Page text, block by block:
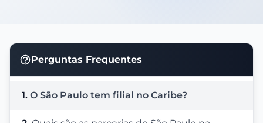
Perguntas Frequentes
1. O São Paulo tem filial no Caribe?